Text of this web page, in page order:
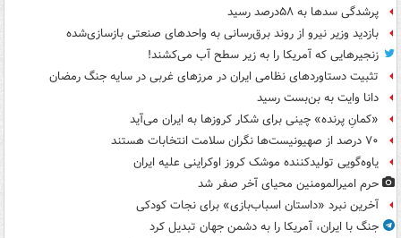
پرشدگی سدها به ۵۸درصد رسید
بازدید وزیر نیرو از روند برق‌رسانی به واحدهای صنعتی بازسازی‌شده
زنجیرهایی که آمریکا را به زیر سطح آب می‌کشند!
تثبیت دستاوردهای نظامی ایران در مرزهای غربی در سایه جنگ رمضان
دانا وایت به بن‌بست رسید
«کمانِ پرنده» چینی برای شکار کروزها به ایران می‌آید
۷۰ درصد از صهیونیست‌ها نگران سلامت انتخابات هستند
یاوه‌گویی تولیدکننده موشک کروز اوکراینی علیه ایران
حرم امیرالمومنین محیای آخر صفر شد
آخرین نبرد «داستان اسباب‌بازی» برای نجات کودکی
جنگ با ایران، آمریکا را به دشمن جهان تبدیل کرد